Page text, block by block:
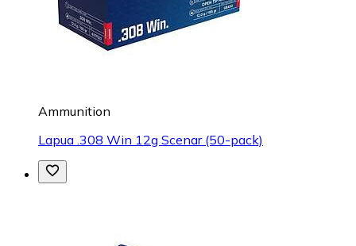
Ammunition
Lapua .308 Win 12g Scenar (50-pack)